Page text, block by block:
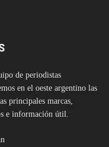
de periodistas
en el oeste argentino las
principales marcas,
e información útil.